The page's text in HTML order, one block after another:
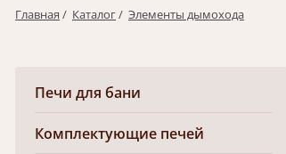
Главная / Каталог/ Элементы дымохода
Печи для бани
Комплектующие печей